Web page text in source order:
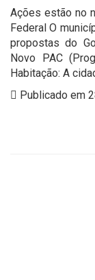
Ações estão no
Federal O
propostas do
Novo PAC
Habitação: A
Publicado em